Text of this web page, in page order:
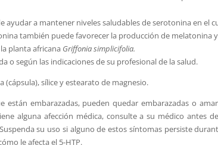
ayudar a mantener niveles saludables de serotonina en el
también puede favorecer la producción de melatonina
planta africana Griffonia simplicifolia.
o según las indicaciones de su profesional de la salud.
(cápsula), sílice y estearato de magnesio.
embarazadas, pueden quedar embarazadas o
alguna afección médica, consulte a su médico antes
su uso si alguno de estos síntomas persiste
le afecta el 5-HTP.